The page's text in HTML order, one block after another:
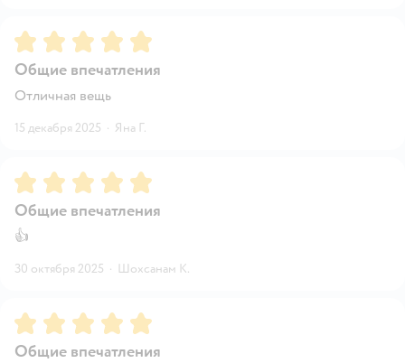
Рейтинг:5
Общие впечатления
Отличная вещь
15 декабря 2025 · Яна Г.
Рейтинг:5
Общие впечатления
👍
30 октября 2025 · Шохсанам К.
Рейтинг:5
Общие впечатления